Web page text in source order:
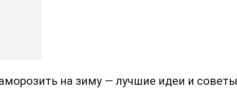
на зиму — лучшие идеи и советы